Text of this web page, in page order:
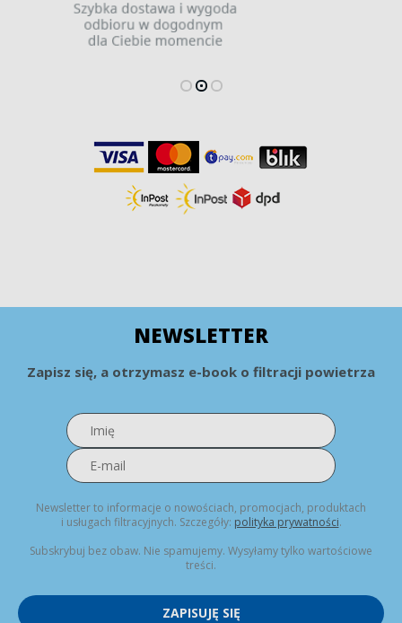
NEWSLETTER
Zapisz się, a otrzymasz e-book o filtracji powietrza
Newsletter to informacje o nowościach, promocjach, produktach
i usługach filtracyjnych. Szczegóły: polityka prywatności.
Subskrybuj bez obaw. Nie spamujemy. Wysyłamy tylko wartościowe
treści.
ZAPISUJĘ SIĘ